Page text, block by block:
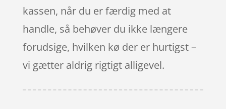
kassen, når du er færdig med at
handle, så behøver du ikke længere
forudsige, hvilken kø der er hurtigst –
vi gætter aldrig rigtigt alligevel.